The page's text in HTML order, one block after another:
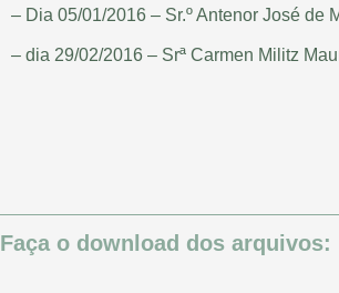
– Dia 05/01/2016 – Sr.º Antenor José de
– dia 29/02/2016 – Srª Carmen Militz
Faça o download dos arquivos: